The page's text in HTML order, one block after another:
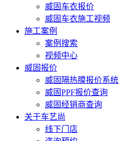
威固车衣报价
威固车衣施工视频
施工案例
案例搜索
视频中心
威固报价
威固隔热膜报价系统
威固PPF报价查询
威固经销商查询
关于车艺尚
线下门店